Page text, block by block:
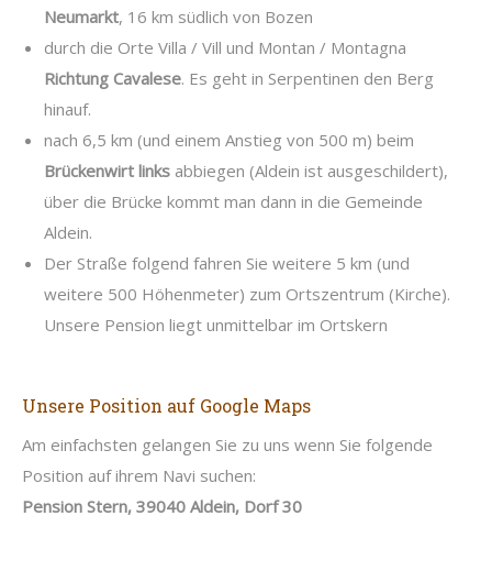
Neumarkt, 16 km südlich von Bozen
durch die Orte Villa / Vill und Montan / Montagna
Richtung Cavalese. Es geht in Serpentinen den Berg
hinauf.
nach 6,5 km (und einem Anstieg von 500 m) beim
Brückenwirt links abbiegen (Aldein ist ausgeschildert),
über die Brücke kommt man dann in die Gemeinde
Aldein.
Der Straße folgend fahren Sie weitere 5 km (und
weitere 500 Höhenmeter) zum Ortszentrum (Kirche).
Unsere Pension liegt unmittelbar im Ortskern
Unsere Position auf Google Maps
Am einfachsten gelangen Sie zu uns wenn Sie folgende
Position auf ihrem Navi suchen:
Pension Stern, 39040 Aldein, Dorf 30